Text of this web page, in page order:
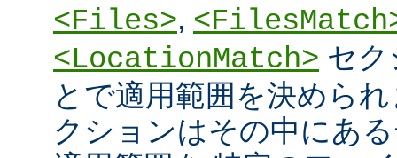
<Files>,
<LocationMatch> セ
とで適用範囲を決めら
クションはその中にあ